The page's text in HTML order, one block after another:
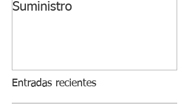
Suministro
Entradas recientes